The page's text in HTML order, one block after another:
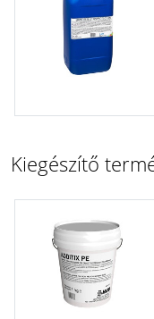
Kiegészítő